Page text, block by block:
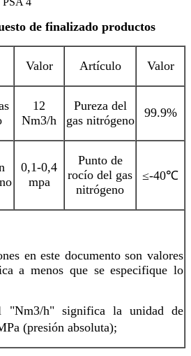
de finalizado productos
Valor Artículo Valor
12
Nm3/h
Pureza del
gas nitrógeno
99.9%
0,1-0,4
mpa
Punto de
rocío del gas
nitrógeno
≤-40℃
en este documento son valores
a menos que se especifique lo
"Nm3/h" significa la unidad de
(presión absoluta);